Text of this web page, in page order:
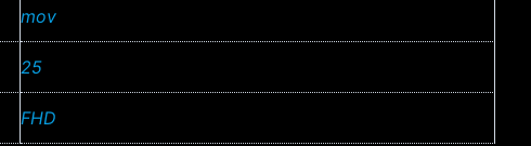
mov
25
FHD